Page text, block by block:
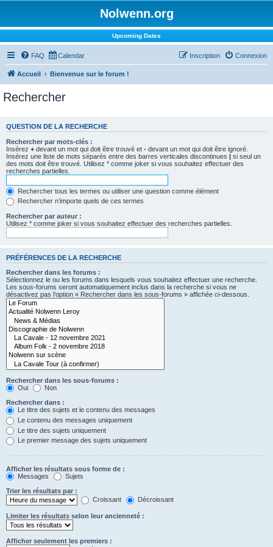
Nolwenn.org
Upcoming Dates
FAQ Calendar Connexion
Inscription
Accueil Bienvenue sur le forum !
Rechercher
QUESTION DE LA RECHERCHE
Rechercher par mots-clés :
Insérez + devant un mot qui doit être trouvé et - devant un mot qui doit être ignoré.
Insérez une liste de mots séparés entre des barres verticales discontinues | si seul un
des mots doit être trouvé. Utilisez * comme joker si vous souhaitez effectuer des
recherches partielles.
Rechercher tous les termes ou utiliser une question comme élément
Rechercher n’importe quels de ces termes
Rechercher par auteur :
Utilisez * comme joker si vous souhaitez effectuer des recherches partielles.
PRÉFÉRENCES DE LA RECHERCHE
Rechercher dans les forums :
Sélectionnez le ou les forums dans lesquels vous souhaitez effectuer une recherche.
Les sous-forums seront automatiquement inclus dans la recherche si vous ne
désactivez pas l’option « Rechercher dans les sous-forums » affichée ci-dessous.
Rechercher dans les sous-forums :
Oui
Non
Rechercher dans :
Le titre des sujets et le contenu des messages
Le contenu des messages uniquement
Le titre des sujets uniquement
Le premier message des sujets uniquement
Afficher les résultats sous forme de :
Messages
Sujets
Trier les résultats par :
Croissant
Décroissant
Limiter les résultats selon leur ancienneté :
Afficher seulement les premiers :